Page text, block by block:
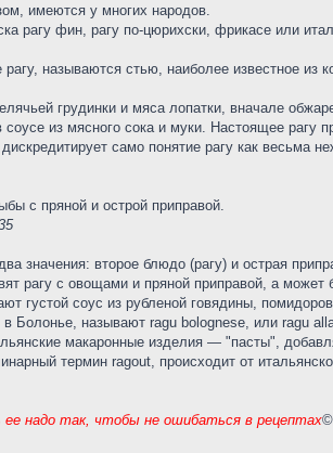
имеются у многих народов.
рагу фин, рагу по-цюрихски, фрикасе или
называются стью, наиболее известное
грудинки и мяса лопатки, вначале
из мясного сока и муки. Настоящее рагу
само понятие рагу как весьма
с пряной и острой приправой.
значения: второе блюдо (рагу) и острая
рагу с овощами и пряной приправой, а
густой соус из рубленой говядины,
Болонье, называют ragu bolognese, или ragu
макаронные изделия — "пасты",
термин ragout, происходит от
ее надо так, чтобы не ошибаться в рецептах©